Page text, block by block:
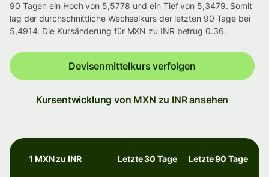
90 Tagen ein Hoch von 5,5778 und ein Tief von 5,3479. Somit
lag der durchschnittliche Wechselkurs der letzten 90 Tage bei
5,4914. Die Kursänderung für MXN zu INR betrug 0.36.
Devisenmittelkurs verfolgen
Kursentwicklung von MXN zu INR ansehen
1 MXN zu INR Letzte 30 Tage Letzte 90 Tage